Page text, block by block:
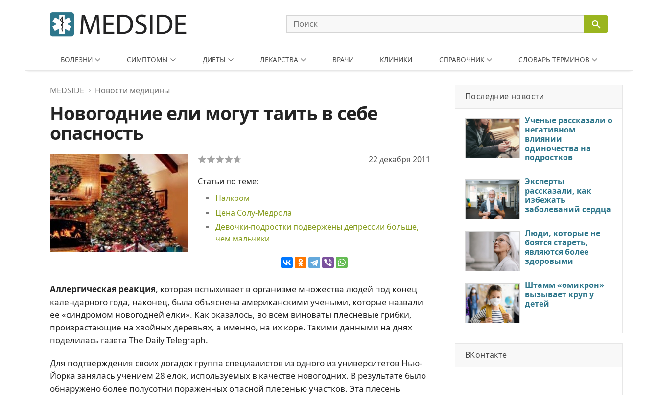
БОЛЕЗНИ СИМПТОМЫ ДИЕТЫ ЛЕКАРСТВА ВРАЧИ КЛИНИКИ СПРАВОЧНИК СЛОВАРЬ ТЕРМИНОВ
MEDSIDE Новости медицины
Новогодние ели могут таить в себе
опасность
22 декабря 2011
Статьи по теме:
Налкром
Цена Солу-Медрола
Девочки-подростки подвержены депрессии больше,
чем мальчики
Аллергическая реакция, которая вспыхивает в организме множества людей под конец
календарного года, наконец, была объяснена американскими учеными, которые назвали
ее «синдромом новогодней елки». Как оказалось, во всем виноваты плесневые грибки,
произрастающие на хвойных деревьях, а именно, на их коре. Такими данными на днях
поделилась газета The Daily Telegraph.
Для подтверждения своих догадок группа специалистов из одного из университетов Нью-
Йорка занялась учением 28 елок, используемых в качестве новогодних. В результате было
обнаружено более полусотни пораженных опасной плесенью участков. Эта плесень
Последние новости
Ученые рассказали о
негативном
влиянии
одиночества на
подростков
Эксперты
рассказали, как
избежать
заболеваний сердца
Люди, которые не
боятся стареть,
являются более
здоровыми
Штамм «омикрон»
вызывает круп у
детей
ВКонтакте